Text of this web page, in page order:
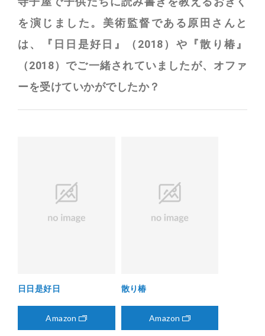
を演じました。美術監督である原田さんと
は、『日日是好日』（2018）や『散り椿』
（2018）でご一緒されていましたが、オファ
ーを受けていかがでしたか？
日日是好日
Amazon
散り椿
Amazon